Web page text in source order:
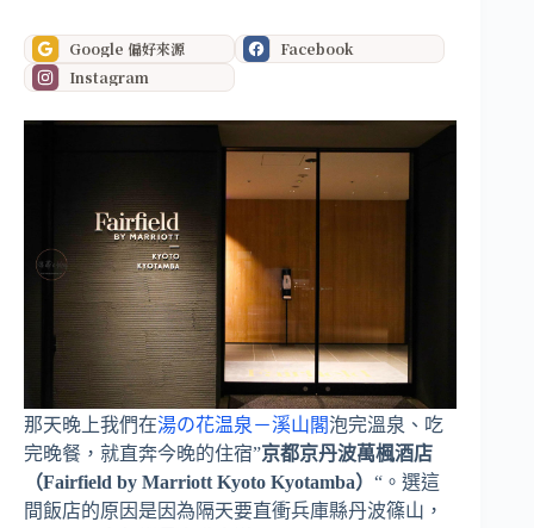
Google 偏好來源
Facebook
Instagram
那天晚上我們在湯の花温泉－溪山閣泡完溫泉、吃
完晚餐，就直奔今晚的住宿”京都京丹波萬楓酒店
（Fairfield by Marriott Kyoto Kyotamba） “。選這
間飯店的原因是因為隔天要直衝兵庫縣丹波篠山，